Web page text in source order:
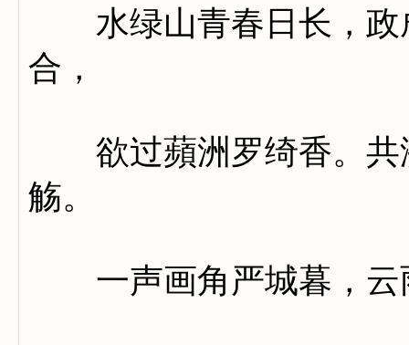
水绿山青春日长，政
合，
欲过蘋洲罗绮香。共
觞。
一声画角严城暮，云